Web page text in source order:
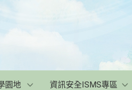
園地 資訊安全ISMS專區